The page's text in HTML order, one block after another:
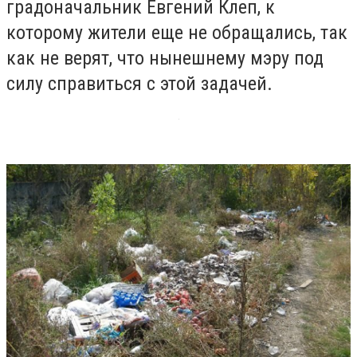
градоначальник Евгений Клеп, к
которому жители еще не обращались, так
как не верят, что нынешнему мэру под
силу справиться с этой задачей.